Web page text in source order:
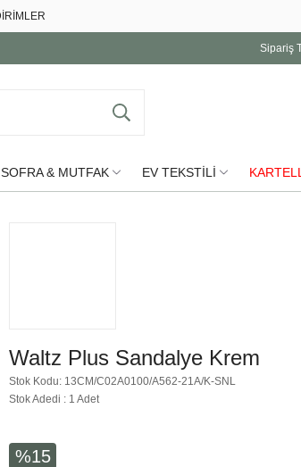
Sipariş
SOFRA & MUTFAK EV TEKSTİLİ KARTELL
Waltz Plus Sandalye Krem
Stok Kodu: 13CM/C02A0100/A562-21A/K-SNL
Stok Adedi : 1 Adet
%15